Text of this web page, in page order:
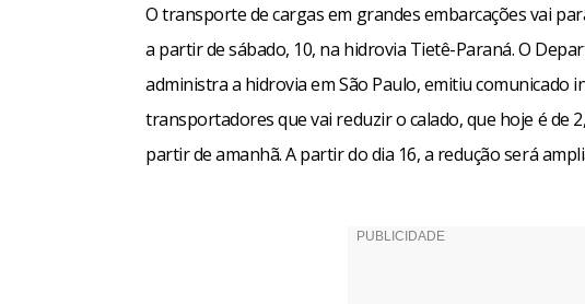
O transporte de cargas em grandes embarcações vai
a partir de sábado, 10, na hidrovia Tietê-Paraná. O
administra a hidrovia em São Paulo, emitiu comunicado
transportadores que vai reduzir o calado, que hoje é de
partir de amanhã. A partir do dia 16, a redução será